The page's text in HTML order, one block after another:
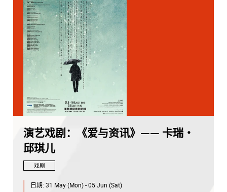
演艺戏剧：《爱与资讯》—— 卡瑞・
邱琪儿
戏剧
日期: 31 May (Mon) - 05 Jun (Sat)